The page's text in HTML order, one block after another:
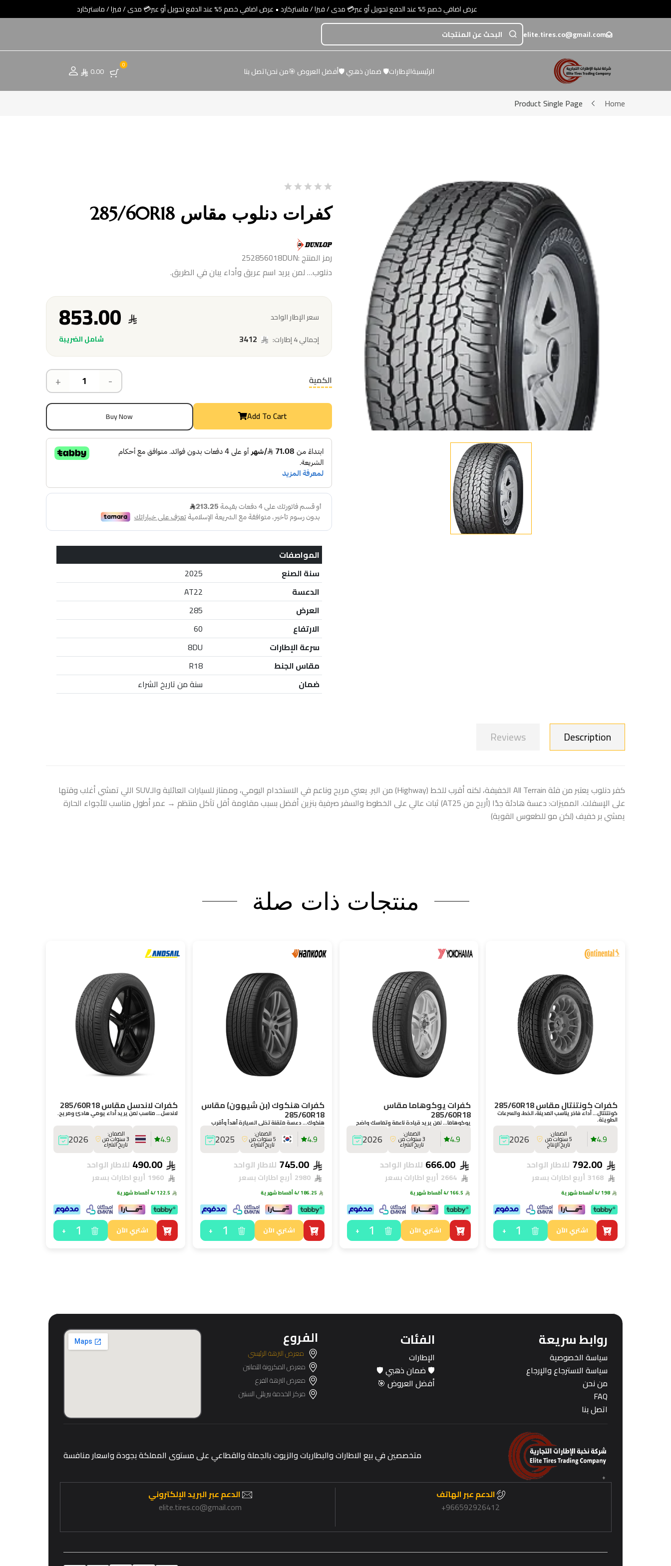
عرض اضافي خصم 5% عند الدفع تحويل أو عبر💳 مدى / فيزا / ماستركارد • عرض اضافي خصم 5% عند الدفع تحويل أو عبر💳 مدى / فيزا / ماستركارد
elite.tires.co@gmail.com
الرئيسيةالإطارات🛡️ ضمان ذهبي 🛡️أفضل العروض 🎯من نحناتصل بنا 0
0.00
Home
Product Single Page
كفرات دنلوب مقاس 285/60R18
رمز المنتج :252856018DUN
دنلوب… لمن يريد اسم عريق وأداء يبان في الطريق.
سعر الإطار الواحد
شامل الضريبة
إجمالي 4 إطارات:
-
+ الكمية
Add To Cart
Buy Now
المواصفات
سنة الصنع
2025
الدعسة
AT22
العرض
285
الارتفاع
60
سرعة الإطارات
8DU
مقاس الجنط
R18
ضمان
سنة من تاريخ الشراء
Description
Reviews
كفر دنلوب يعتبر من فئة All Terrain الخفيفة، لكنه أقرب للخط (Highway) من البر. يعني مريح وناعم في الاستخدام اليومي، وممتاز للسيارات العائلية والـSUV اللي تمشي أغلب وقتها
على الإسفلت. المميزات: دعسة هادئة جدًا (أريح من AT25) ثبات عالي على الخطوط والسفر صرفية بنزين أفضل بسبب مقاومة أقل تآكل منتظم → عمر أطول مناسب للأجواء الحارة
يمشي بر خفيف (لكن مو للطعوس القوية)
منتجات ذات صلة
كفرات كونتنتال مقاس 285/60R18
كونتنتال… أداء فاخر يناسب المدينة، الخط، والسرعات
الطويلة.
4.9 الضمان:
5 سنوات من
تاريخ الإنتاج 2026
للاطار الواحد
أربع اطارات بسعر
/4 أقساط شهرية
اشتري الآن 1
+
كفرات يوكوهاما مقاس
285/60R18
يوكوهاما… لمن يريد قيادة ناعمة وتماسك واضح
على الطريق.
4.9 الضمان:
3 سنوات من
تاريخ الشراء 2026
للاطار الواحد
أربع اطارات بسعر
/4 أقساط شهرية
اشتري الآن 1
+
كفرات هنكوك (بن شيهون) مقاس
285/60R18
هنكوك… دعسة متقنة تخلي السيارة أهدأ وأقرب
للطريق.
4.9 الضمان:
5 سنوات من
تاريخ الشراء 2025
745.00 للاطار الواحد
2980 أربع اطارات بسعر
/4 أقساط شهرية
اشتري الآن 1
+
كفرات لاندسل مقاس 285/60R18
لاندسل… مناسب لمن يريد أداء يومي هادئ ومريح.
4.9 الضمان:
3 سنوات من
تاريخ الشراء 2026
490.00 للاطار الواحد
1960 أربع اطارات بسعر
/4 أقساط شهرية
اشتري الآن 1
+
روابط سريعة
سياسة الخصوصية
سياسة الاسترجاع والإرجاع
من نحن
FAQ
اتصل بنا
الفئات
الإطارات
🛡️ ضمان ذهبي 🛡️
أفضل العروض 🎯
الفروع
معرض النزهة الرئيسي
معرض المكرونة الثمانين
معرض النزهة الفرع
مركز الخدمة بيريللي الستين
متخصصين في بيع الاطارات والبطاريات والزيوت بالجملة والقطاعي على مستوى المملكة بجودة واسعار منافسة
الدعم عبر الهاتف
966592926412+
الدعم عبر البريد الإلكتروني
elite.tires.co@gmail.com